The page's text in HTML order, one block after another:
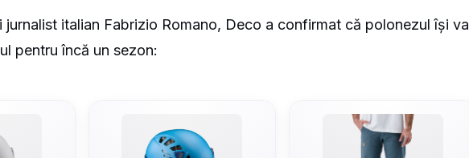
jurnalist italian Fabrizio Romano, Deco a confirmat că polonezul își va
pentru încă un sezon: